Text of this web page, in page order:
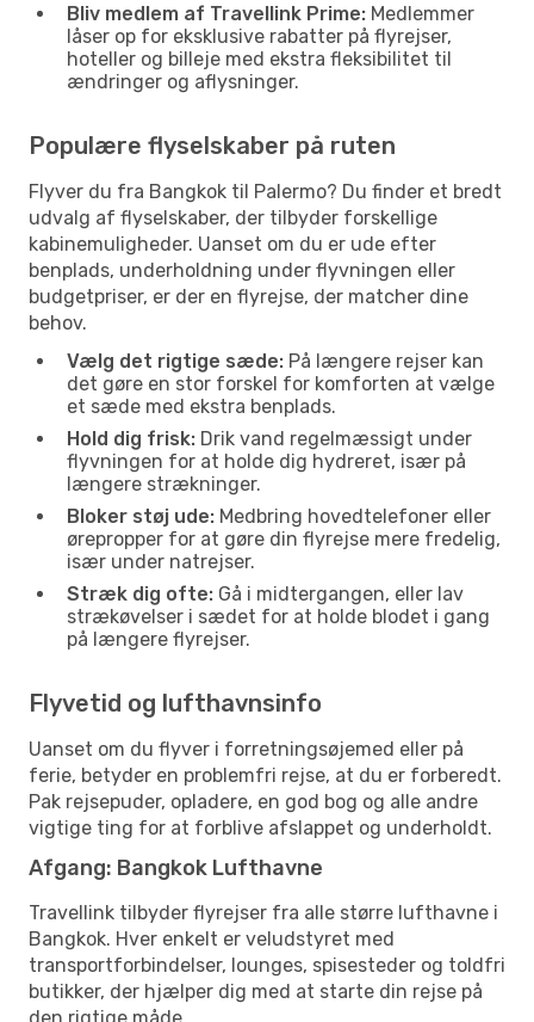
Bliv medlem af Travellink Prime: Medlemmer
låser op for eksklusive rabatter på flyrejser,
hoteller og billeje med ekstra fleksibilitet til
ændringer og aflysninger.
Populære flyselskaber på ruten
Flyver du fra Bangkok til Palermo? Du finder et bredt
udvalg af flyselskaber, der tilbyder forskellige
kabinemuligheder. Uanset om du er ude efter
benplads, underholdning under flyvningen eller
budgetpriser, er der en flyrejse, der matcher dine
behov.
Vælg det rigtige sæde: På længere rejser kan
det gøre en stor forskel for komforten at vælge
et sæde med ekstra benplads.
Hold dig frisk: Drik vand regelmæssigt under
flyvningen for at holde dig hydreret, især på
længere strækninger.
Bloker støj ude: Medbring hovedtelefoner eller
ørepropper for at gøre din flyrejse mere fredelig,
især under natrejser.
Stræk dig ofte: Gå i midtergangen, eller lav
strækøvelser i sædet for at holde blodet i gang
på længere flyrejser.
Flyvetid og lufthavnsinfo
Uanset om du flyver i forretningsøjemed eller på
ferie, betyder en problemfri rejse, at du er forberedt.
Pak rejsepuder, opladere, en god bog og alle andre
vigtige ting for at forblive afslappet og underholdt.
Afgang: Bangkok Lufthavne
Travellink tilbyder flyrejser fra alle større lufthavne i
Bangkok. Hver enkelt er veludstyret med
transportforbindelser, lounges, spisesteder og toldfri
butikker, der hjælper dig med at starte din rejse på